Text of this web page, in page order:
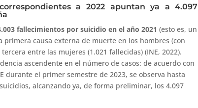
a 2022 apuntan ya a 4.097
fallecimientos por suicidio en el año 2021 (esto es, un
primera causa externa de muerte en los hombres (con
entre las mujeres (1.021 fallecidas) (INE, 2022).
ascendente en el número de casos: de acuerdo con
durante el primer semestre de 2023, se observa hasta
alcanzando ya, de forma preliminar, los 4.097